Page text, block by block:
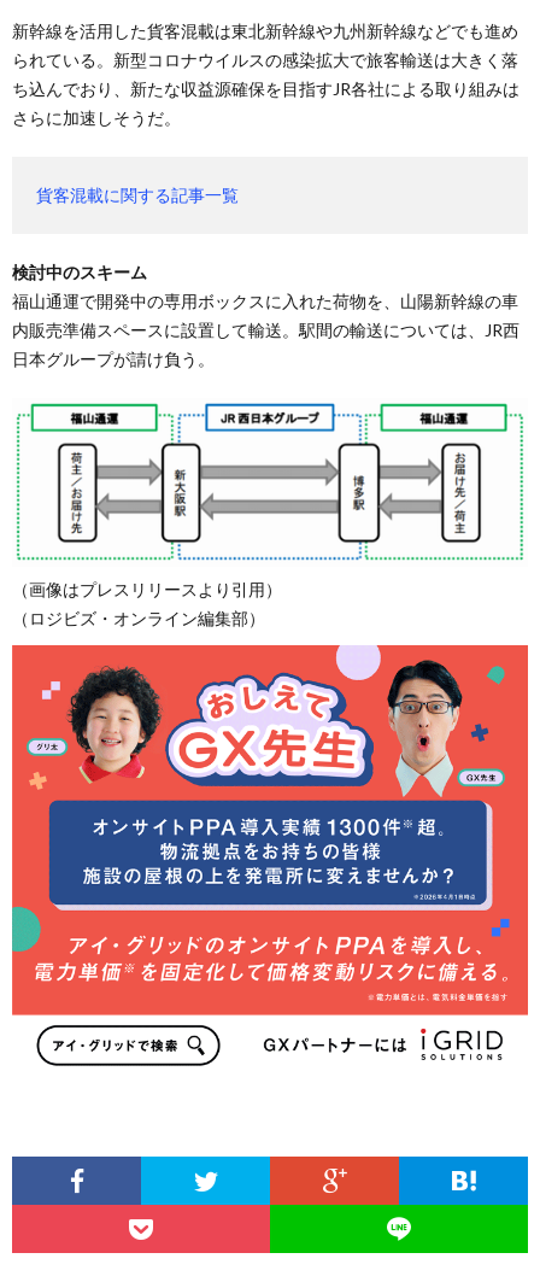
新幹線を活用した貨客混載は東北新幹線や九州新幹線などでも進め
られている。新型コロナウイルスの感染拡大で旅客輸送は大きく落
ち込んでおり、新たな収益源確保を目指すJR各社による取り組みは
さらに加速しそうだ。
貨客混載に関する記事一覧
検討中のスキーム
福山通運で開発中の専用ボックスに入れた荷物を、山陽新幹線の車
内販売準備スペースに設置して輸送。駅間の輸送については、JR西
日本グループが請け負う。
（画像はプレスリリースより引用）
（ロジビズ・オンライン編集部）